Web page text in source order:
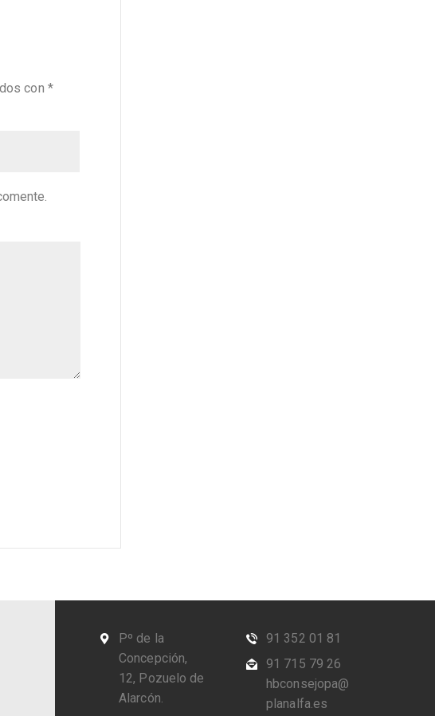
con *
Pº de la
Concepción,
12, Pozuelo de
Alarcón.
91 352 01 81
91 715 79 26
hbconsejopa@
planalfa.es